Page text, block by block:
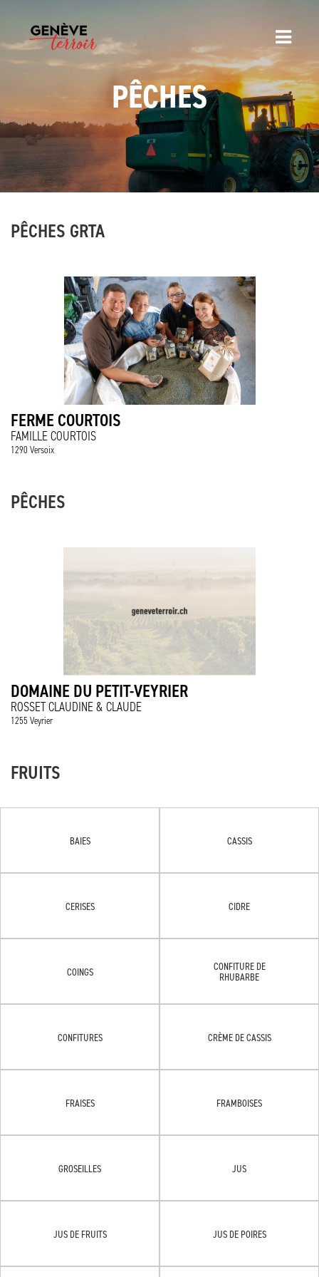
PÊCHES
PÊCHES GRTA
FERME COURTOIS
FAMILLE COURTOIS
1290 Versoix
PÊCHES
DOMAINE DU PETIT-VEYRIER
ROSSET CLAUDINE & CLAUDE
1255 Veyrier
FRUITS
BAIES CASSIS
CERISES CIDRE
COINGS
CONFITURE DE
RHUBARBE
CONFITURES CRÈME DE CASSIS
FRAISES FRAMBOISES
GROSEILLES JUS
JUS DE FRUITS JUS DE POIRES